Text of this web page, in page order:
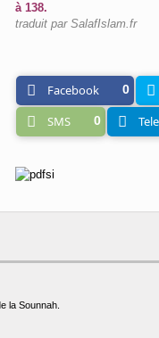
à 138.
traduit par SalafIslam.fr
Facebook 0
SMS 0
la Sounnah.